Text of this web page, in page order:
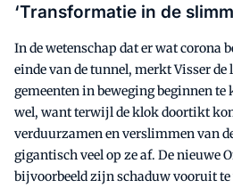
‘Transformatie in de
In de wetenschap dat er wat corona
einde van de tunnel, merkt Visser
gemeenten in beweging beginnen te
wel, want terwijl de klok doortikt
verduurzamen en verslimmen van
gigantisch veel op ze af. De nieuwe
bijvoorbeeld zijn schaduw vooruit te